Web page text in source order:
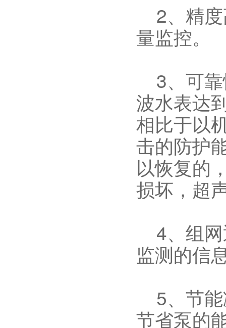
2、精度
量监控。
3、可靠
波水表达
相比于以
击的防护
以恢复的
损坏，超
4、组网
监测的信
5、节能
节省泵的